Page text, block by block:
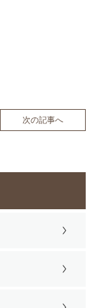
次の記事へ